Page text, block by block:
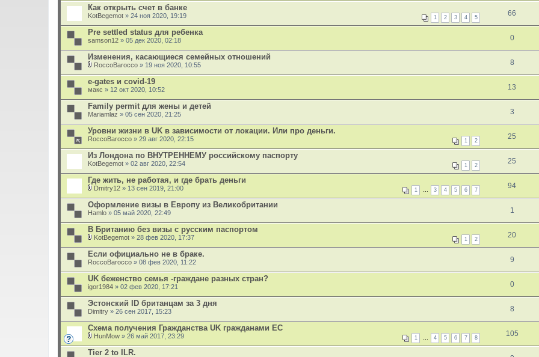
л
о
ж
е
н
и
Как открыть счет в банке
1 2 3 4 5
KotBegemot » 24 ноя 2020, 19:19 66
Pre settled status для ребенка
samson12 » 05 дек 2020, 02:18 0
Изменения, касающиеся семейных отношений
л
о
ж
е
н
и
RoccoBarocco » 19 ноя 2020, 10:55 8
e-gates и covid-19
макс » 12 окт 2020, 10:52 13
Family permit для жены и детей
Mariamlaz » 05 сен 2020, 21:25 3
Уровни жизни в UK в зависимости от локации. Или про деньги.
1 2
RoccoBarocco » 29 авг 2020, 22:15 25
Из Лондона по ВНУТРЕННЕМУ российскому паспорту
1 2
KotBegemot » 02 авг 2020, 22:54 25
Где жить, не работая, и где брать деньги
1 … 3 4 5 6 7
л
о
ж
е
н
и
Dmitry12 » 13 сен 2019, 21:00 94
Оформление визы в Европу из Великобритании
Hamlo » 05 май 2020, 22:49 1
В Британию без визы с русским паспортом
1 2
л
о
ж
е
н
и
KotBegemot » 28 фев 2020, 17:37 20
Если официально не в браке.
RoccoBarocco » 08 фев 2020, 11:22 9
UK беженство семья -граждане разных стран?
igor1984 » 02 фев 2020, 17:21 0
Эстонский ID британцам за 3 дня
Dimitry » 26 сен 2017, 15:23 8
Схема получения Гражданства UK гражданами ЕС
1 … 4 5 6 7 8
л
HunMow » 26 май 2017, 23:29 105
Tier 2 to ILR.